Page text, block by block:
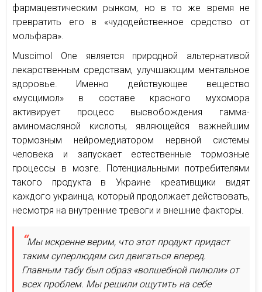
фармацевтическим рынком, но в то же время не
превратить его в «чудодейственное средство от
мольфара».
Muscimol One является природной альтернативой
лекарственным средствам, улучшающим ментальное
здоровье. Именно действующее вещество
«мусцимол» в составе красного мухомора
активирует процесс высвобождения гамма-
аминомасляной кислоты, являющейся важнейшим
тормозным нейромедиатором нервной системы
человека и запускает естественные тормозные
процессы в мозге. Потенциальными потребителями
такого продукта в Украине креативщики видят
каждого украинца, который продолжает действовать,
несмотря на внутренние тревоги и внешние факторы.
Мы искренне верим, что этот продукт придаст
таким суперлюдям сил двигаться вперед.
Главным табу был образ «волшебной пилюли» от
всех проблем. Мы решили ощутить на себе